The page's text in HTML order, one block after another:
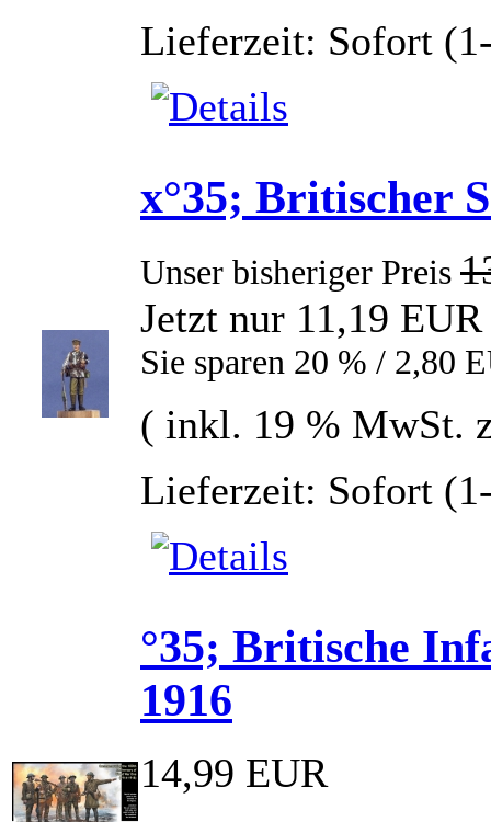
Lieferzeit: Sofort
x°35; Britischer
Unser bisheriger Preis
Jetzt nur 11,19 EUR
Sie sparen 20 % / 2,80
( inkl. 19 % MwSt.
Lieferzeit: Sofort
°35; Britische
1916
14,99 EUR